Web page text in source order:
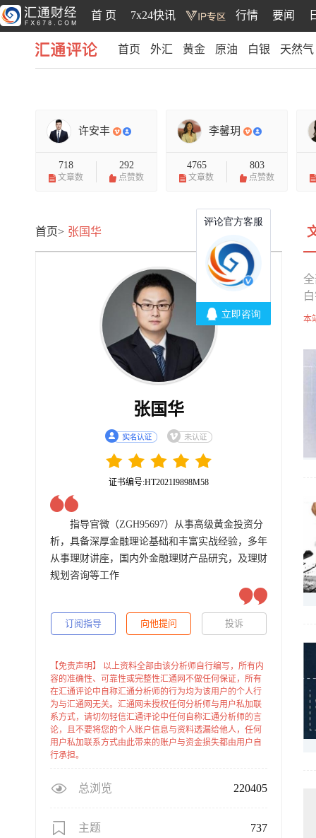
首 页 7x24快讯 行情 要闻
首页 外汇 黄金 原油 白银 天然气
许安丰
718
文章数
292
点赞数
李馨玥
4765
文章数
803
点赞数
首页> 张国华
张国华
证书编号:HT2021I9898M58
指导官微（ZGH95697）从事高级黄金投资分
析，具备深厚金融理论基础和丰富实战经验，多年
从事理财讲座，国内外金融理财产品研究，及理财
规划咨询等工作
订阅指导 向他提问 投诉
【免责声明】 以上资料全部由该分析师自行编写，所有内
容的准确性、可靠性或完整性汇通网不做任何保证，所有
在汇通评论中自称汇通分析师的行为均为该用户的个人行
为与汇通网无关。汇通网未授权任何分析师与用户私加联
系方式，请切勿轻信汇通评论中任何自称汇通分析师的言
论，且不要将您的个人账户信息与资料透漏给他人，任何
用户私加联系方式由此带来的账户与资金损失都由用户自
行承担。
总浏览 220405
主题 737
本